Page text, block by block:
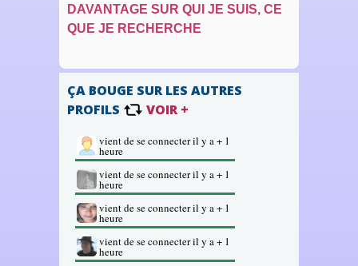
DAVANTAGE SUR QUI JE SUIS, CE
QUE JE RECHERCHE
ÇA BOUGE SUR LES AUTRES
PROFILS
VOIR +
vient de se connecter il y a + 1
heure
vient de se connecter il y a + 1
heure
vient de se connecter il y a + 1
heure
vient de se connecter il y a + 1
heure